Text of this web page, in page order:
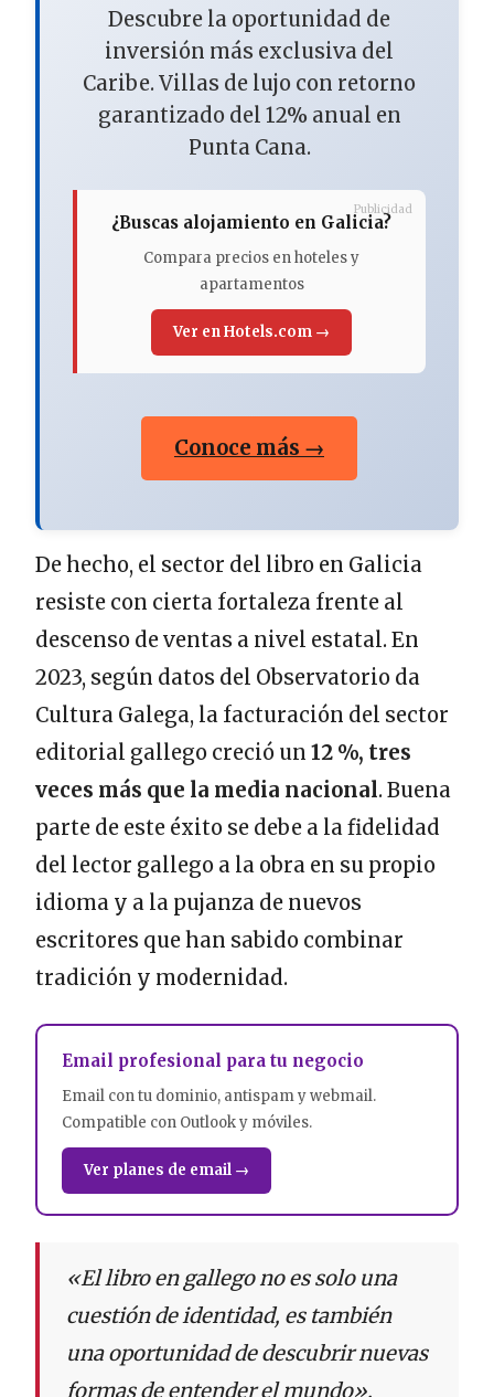
Descubre la oportunidad de
inversión más exclusiva del
Caribe. Villas de lujo con retorno
garantizado del 12% anual en
Punta Cana.
¿Buscas alojamiento en Galicia?
Compara precios en hoteles y
apartamentos
Ver en Hotels.com →
Publicidad
Conoce más →
De hecho, el sector del libro en Galicia
resiste con cierta fortaleza frente al
descenso de ventas a nivel estatal. En
2023, según datos del Observatorio da
Cultura Galega, la facturación del sector
editorial gallego creció un 12 %, tres
veces más que la media nacional. Buena
parte de este éxito se debe a la fidelidad
del lector gallego a la obra en su propio
idioma y a la pujanza de nuevos
escritores que han sabido combinar
tradición y modernidad.
Email profesional para tu negocio
Email con tu dominio, antispam y webmail.
Compatible con Outlook y móviles.
Ver planes de email →
«El libro en gallego no es solo una
cuestión de identidad, es también
una oportunidad de descubrir nuevas
formas de entender el mundo»,